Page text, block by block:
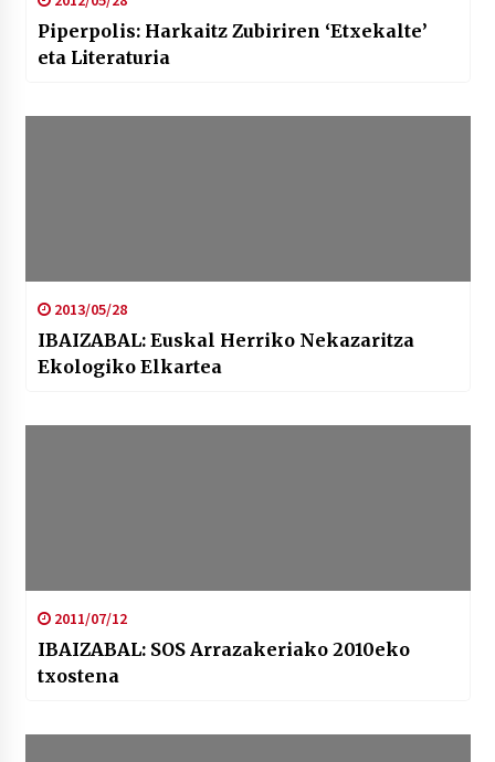
Piperpolis: Harkaitz Zubiriren ‘Etxekalte’
eta Literaturia
2013/05/28
IBAIZABAL: Euskal Herriko Nekazaritza
Ekologiko Elkartea
2011/07/12
IBAIZABAL: SOS Arrazakeriako 2010eko
txostena